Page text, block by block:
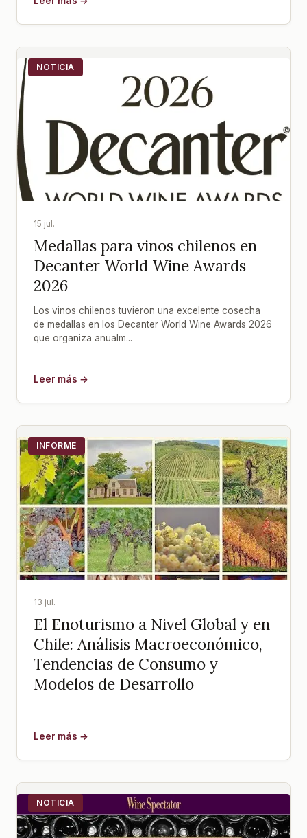
NOTICIA
15 jul.
Medallas para vinos chilenos en
Decanter World Wine Awards
2026
Los vinos chilenos tuvieron una excelente cosecha
de medallas en los Decanter World Wine Awards 2026
que organiza anualm...
Leer más →
INFORME
13 jul.
El Enoturismo a Nivel Global y en
Chile: Análisis Macroeconómico,
Tendencias de Consumo y
Modelos de Desarrollo
Leer más →
NOTICIA